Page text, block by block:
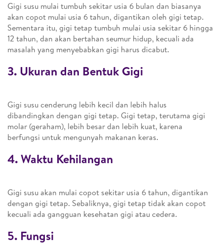
Gigi susu mulai tumbuh sekitar usia 6 bulan dan biasanya
akan copot mulai usia 6 tahun, digantikan oleh gigi tetap.
Sementara itu, gigi tetap tumbuh mulai usia sekitar 6 hingga
12 tahun, dan akan bertahan seumur hidup, kecuali ada
masalah yang menyebabkan gigi harus dicabut.
3. Ukuran dan Bentuk Gigi
Gigi susu cenderung lebih kecil dan lebih halus
dibandingkan dengan gigi tetap. Gigi tetap, terutama gigi
molar (geraham), lebih besar dan lebih kuat, karena
berfungsi untuk mengunyah makanan keras.
4. Waktu Kehilangan
Gigi susu akan mulai copot sekitar usia 6 tahun, digantikan
dengan gigi tetap. Sebaliknya, gigi tetap tidak akan copot
kecuali ada gangguan kesehatan gigi atau cedera.
5. Fungsi